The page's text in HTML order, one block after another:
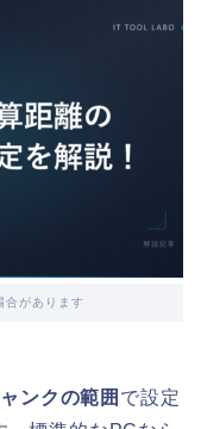
合があります
ンクの範囲 で設定